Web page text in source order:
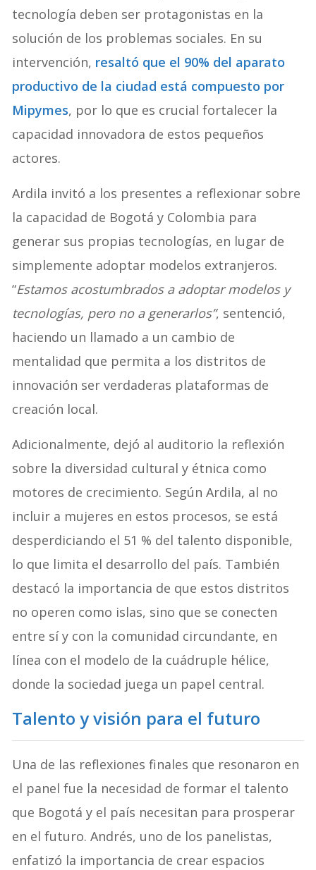
tecnología deben ser protagonistas en la
solución de los problemas sociales. En su
intervención, resaltó que el 90% del aparato
productivo de la ciudad está compuesto por
Mipymes, por lo que es crucial fortalecer la
capacidad innovadora de estos pequeños
actores.
Ardila invitó a los presentes a reflexionar sobre
la capacidad de Bogotá y Colombia para
generar sus propias tecnologías, en lugar de
simplemente adoptar modelos extranjeros.
“Estamos acostumbrados a adoptar modelos y
tecnologías, pero no a generarlos”, sentenció,
haciendo un llamado a un cambio de
mentalidad que permita a los distritos de
innovación ser verdaderas plataformas de
creación local.
Adicionalmente, dejó al auditorio la reflexión
sobre la diversidad cultural y étnica como
motores de crecimiento. Según Ardila, al no
incluir a mujeres en estos procesos, se está
desperdiciando el 51 % del talento disponible,
lo que limita el desarrollo del país. También
destacó la importancia de que estos distritos
no operen como islas, sino que se conecten
entre sí y con la comunidad circundante, en
línea con el modelo de la cuádruple hélice,
donde la sociedad juega un papel central.
Talento y visión para el futuro
Una de las reflexiones finales que resonaron en
el panel fue la necesidad de formar el talento
que Bogotá y el país necesitan para prosperar
en el futuro. Andrés, uno de los panelistas,
enfatizó la importancia de crear espacios